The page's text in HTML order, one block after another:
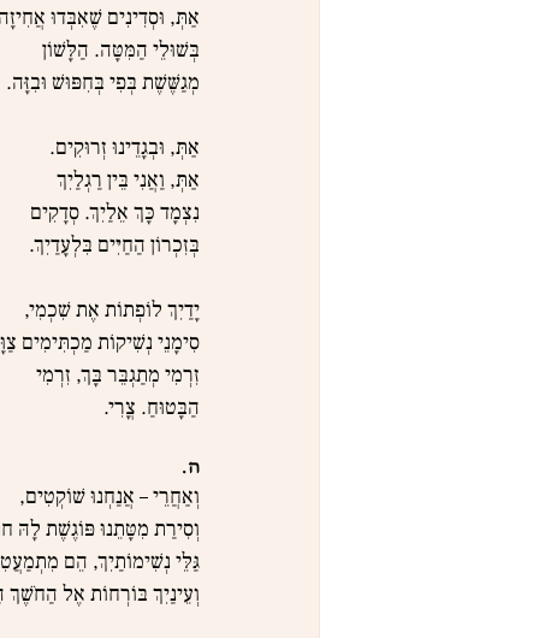
אַתְּ, וּסְדִינִים שֶׁאִבְּדוּ אֲחִיזָה
בְּשׁוּלֵי הַמִּטָּה. הַלָּשׁוֹן
מְגַשֶּׁשֶׁת בְּפִי בְּחִפּוּשׁ וּבִזָּה.
אַתְּ, וּבְגָדֵינוּ זְרוּקִים.
אַתְּ, וַאֲנִי בֵּין רַגְלַיִךְ
נִצְמָד כָּךְ אֵלַיִךְ. סְדָקִים
בְּזִכְרוֹן הַחַיִּים בִּלְעָדַיִךְ.
יָדַיִךְ לוֹפְתוֹת אֶת שִׁכְמִי,
סִימָנֵי נְשִׁיקוֹת מַכְתִּימִים
זִרְמִי מְתַגְבֵּר בָּךְ, זִרְמִי
הַבָּטוּחַ. צֳרִי.
ה.
וְאַחֲרֵי – אֲנַחְנוּ שׁוֹקְטִים,
וְסִירַת מִטָּתֵנוּ פּוֹגֶשֶׁת לָהּ
גַּלֵּי נְשִׁימוֹתַיִךְ, הֵם
וְעֵינַיִךְ בּוֹרְחוֹת אֶל הַחֹשֶׁךְ